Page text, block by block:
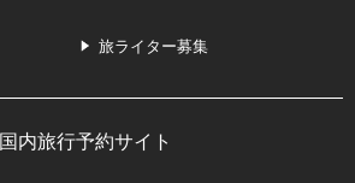
旅ライター募集
国内旅行予約サイト